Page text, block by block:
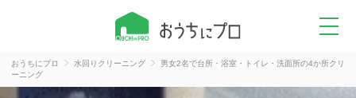
おうちにプロ 水回りクリーニング
男女2名で台所・浴室・トイレ・洗面所の4か所クリ
ーニング